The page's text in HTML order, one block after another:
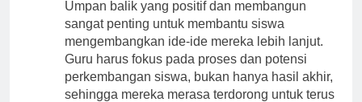
Umpan balik yang positif dan membangun
sangat penting untuk membantu siswa
mengembangkan ide-ide mereka lebih lanjut.
Guru harus fokus pada proses dan potensi
perkembangan siswa, bukan hanya hasil akhir,
sehingga mereka merasa terdorong untuk terus